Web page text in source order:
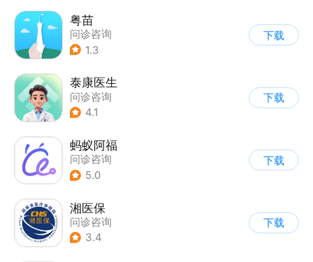
粤苗
问诊咨询
1.3
下载
泰康医生
问诊咨询
4.1
下载
蚂蚁阿福
问诊咨询
5.0
下载
湘医保
问诊咨询
3.4
下载